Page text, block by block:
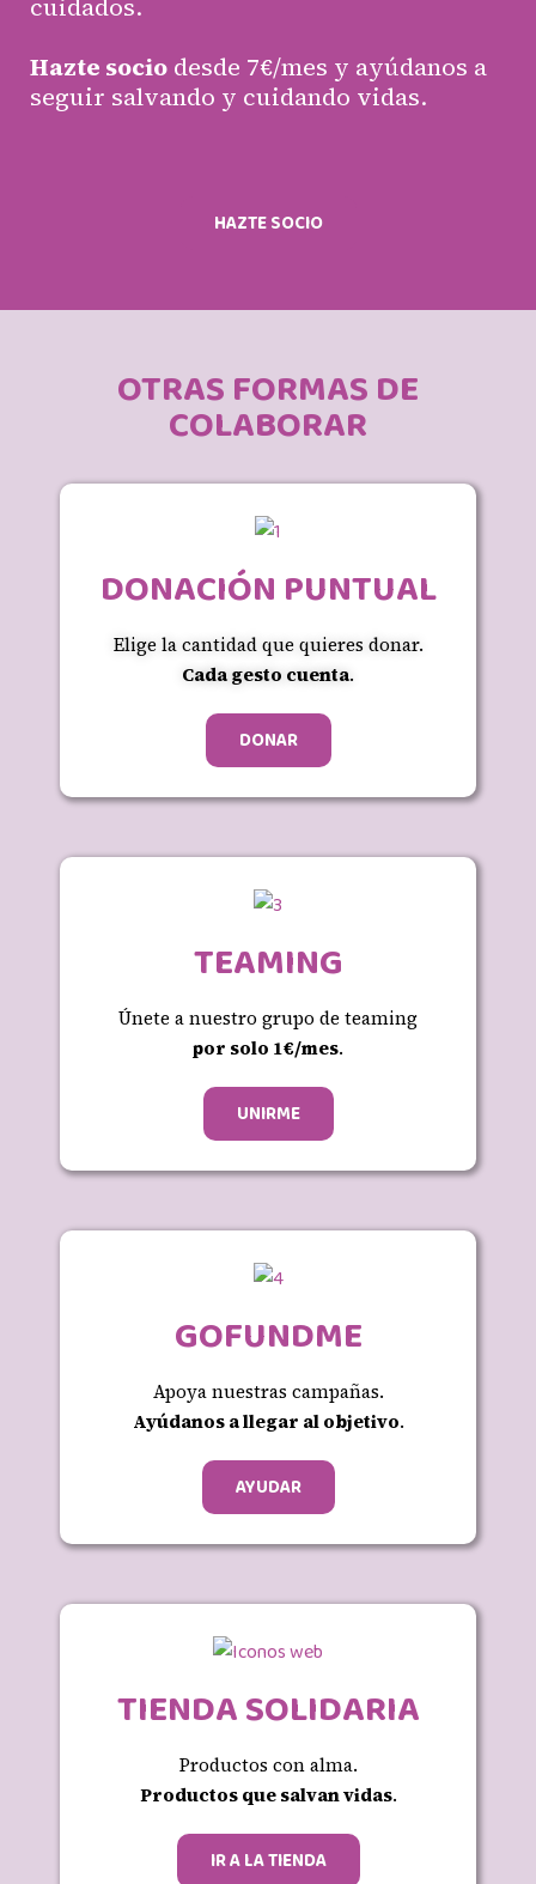
cuidados.
Hazte socio desde 7€/mes y ayúdanos a
seguir salvando y cuidando vidas.
HAZTE SOCIO
OTRAS FORMAS DE
COLABORAR
DONACIÓN PUNTUAL
Elige la cantidad que quieres donar.
Cada gesto cuenta.
DONAR
TEAMING
Únete a nuestro grupo de teaming
por solo 1€/mes.
UNIRME
GOFUNDME
Apoya nuestras campañas.
Ayúdanos a llegar al objetivo.
AYUDAR
TIENDA SOLIDARIA
Productos con alma.
Productos que salvan vidas.
IR A LA TIENDA